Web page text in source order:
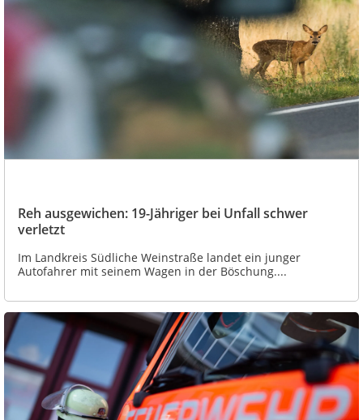
Reh ausgewichen: 19-Jähriger bei Unfall schwer
verletzt
Im Landkreis Südliche Weinstraße landet ein junger
Autofahrer mit seinem Wagen in der Böschung....